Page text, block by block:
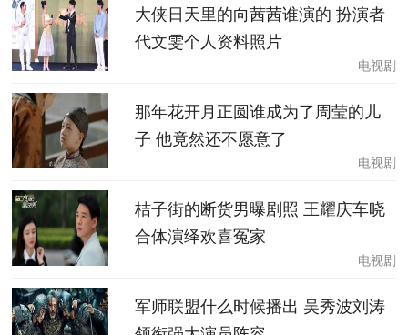
大侠日天里的向茜茜谁演的 扮演者
代文雯个人资料照片
电视剧
那年花开月正圆谁成为了周莹的儿
子 他竟然还不愿意了
电视剧
桔子街的断货男曝剧照 王耀庆车晓
合体演绎欢喜冤家
电视剧
军师联盟什么时候播出 吴秀波刘涛